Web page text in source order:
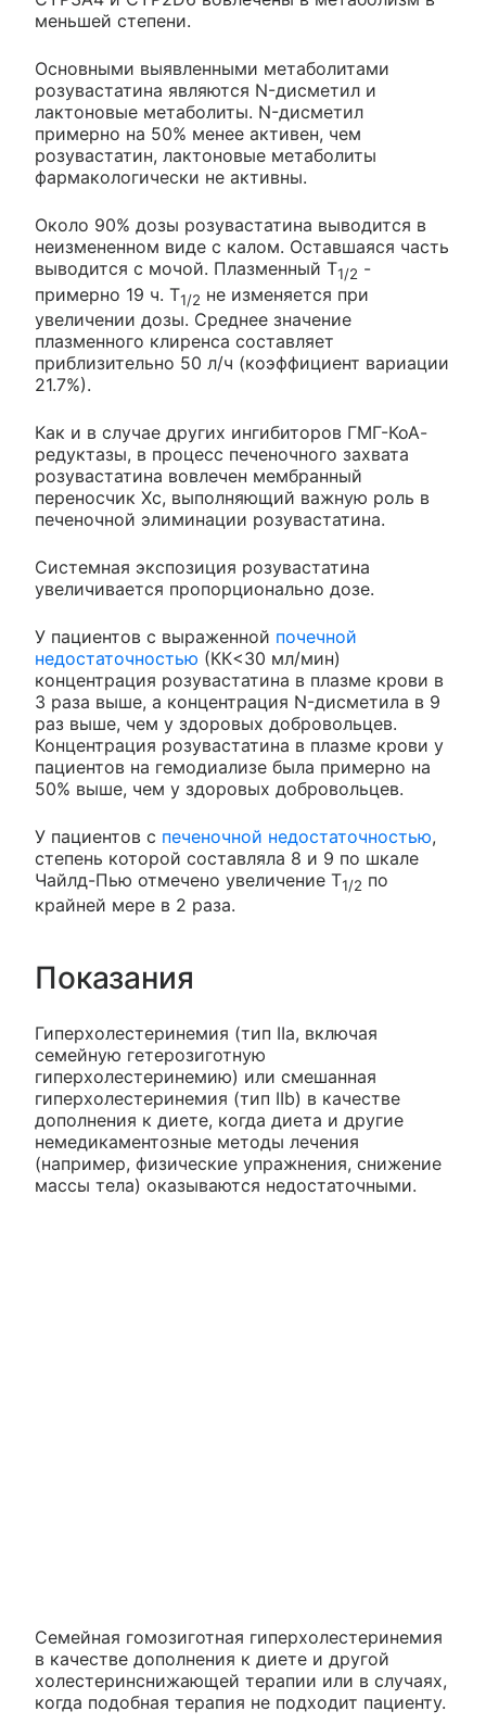
меньшей степени.
Основными выявленными метаболитами
розувастатина являются N-дисметил и
лактоновые метаболиты. N-дисметил
примерно на 50% менее активен, чем
розувастатин, лактоновые метаболиты
фармакологически не активны.
Около 90% дозы розувастатина выводится в
неизмененном виде с калом. Оставшаяся часть
выводится с мочой. Плазменный T1/2 -
примерно 19 ч. T1/2 не изменяется при
увеличении дозы. Среднее значение
плазменного клиренса составляет
приблизительно 50 л/ч (коэффициент вариации
21.7%).
Как и в случае других ингибиторов ГМГ-КоА-
редуктазы, в процесс печеночного захвата
розувастатина вовлечен мембранный
переносчик Хс, выполняющий важную роль в
печеночной элиминации розувастатина.
Системная экспозиция розувастатина
увеличивается пропорционально дозе.
У пациентов с выраженной почечной
недостаточностью (КК<30 мл/мин)
концентрация розувастатина в плазме крови в
3 раза выше, а концентрация N-дисметила в 9
раз выше, чем у здоровых добровольцев.
Концентрация розувастатина в плазме крови у
пациентов на гемодиализе была примерно на
50% выше, чем у здоровых добровольцев.
У пациентов с печеночной недостаточностью,
степень которой составляла 8 и 9 по шкале
Чайлд-Пью отмечено увеличение T1/2 по
крайней мере в 2 раза.
Показания
Гиперхолестеринемия (тип IIa, включая
семейную гетерозиготную
гиперхолестеринемию) или смешанная
гиперхолестеринемия (тип IIb) в качестве
дополнения к диете, когда диета и другие
немедикаментозные методы лечения
(например, физические упражнения, снижение
массы тела) оказываются недостаточными.
Семейная гомозиготная гиперхолестеринемия
в качестве дополнения к диете и другой
холестеринснижающей терапии или в случаях,
когда подобная терапия не подходит пациенту.